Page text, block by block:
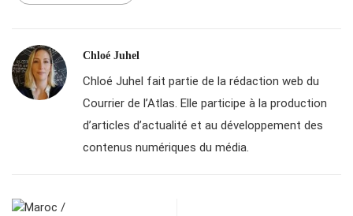
Chloé Juhel
Chloé Juhel fait partie de la rédaction web du
Courrier de l’Atlas. Elle participe à la production
d’articles d’actualité et au développement des
contenus numériques du média.